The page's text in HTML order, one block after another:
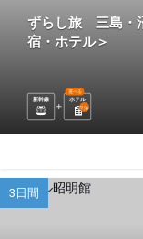
ずらし旅 三島・
宿・ホテル＞
新幹線 ホテル
選べる
2泊
3日間